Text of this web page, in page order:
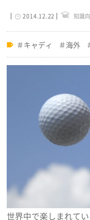
2014.12.22 知識
キャディ 海外
世界中で楽しまれて